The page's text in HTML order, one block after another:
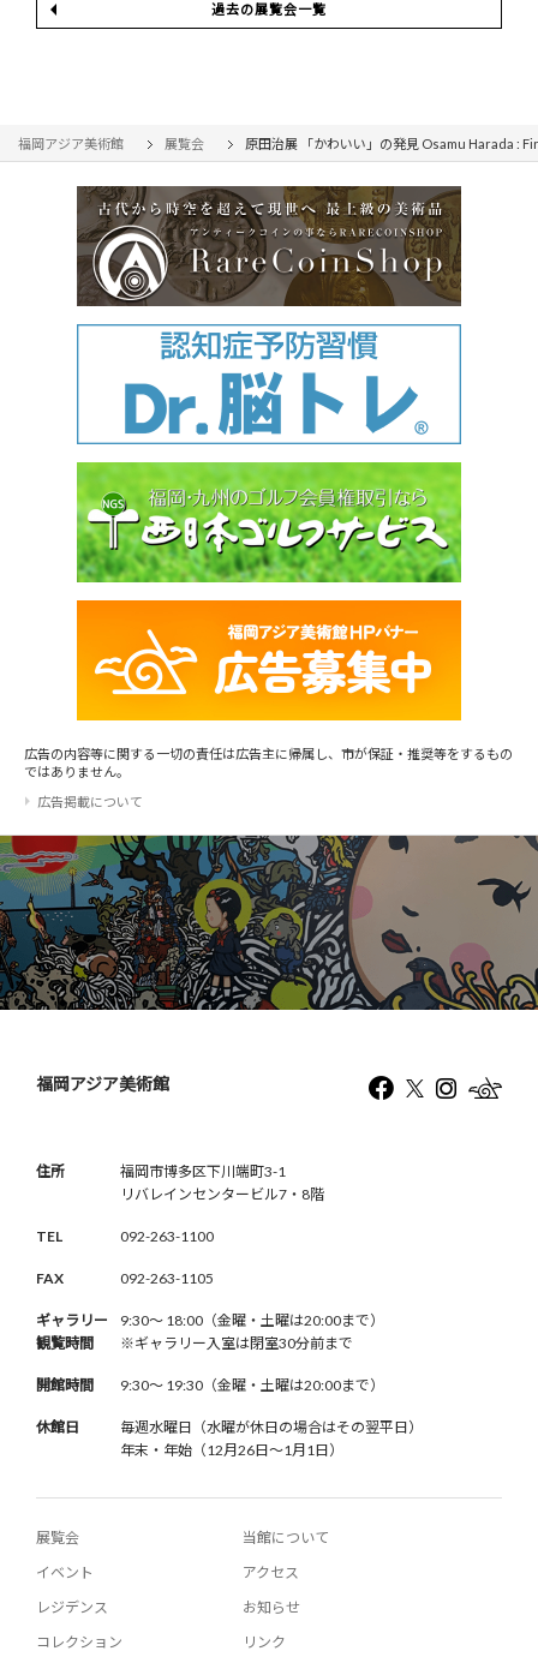
過去の展覧会一覧
福岡アジア美術館 展覧会 原田治展 「かわいい」の発見 Osamu Harada :
広告の内容等に関する一切の責任は広告主に帰属し、市が保証・推奨等をするもの
ではありません。
広告掲載について
福岡アジア美術館
住所
福岡市博多区下川端町3-1
リバレインセンタービル7・8階
TEL 092-263-1100
FAX 092-263-1105
ギャラリー
観覧時間
9:30〜 18:00（金曜・土曜は20:00まで）
※ギャラリー入室は閉室30分前まで
開館時間 9:30〜 19:30（金曜・土曜は20:00まで）
休館日
毎週水曜日（水曜が休日の場合はその翌平日）
年末・年始（12月26日〜1月1日）
展覧会
イベント
レジデンス
コレクション
当館について
アクセス
お知らせ
リンク